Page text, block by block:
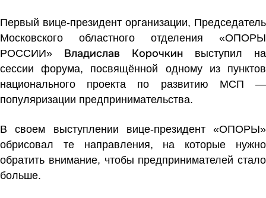
Первый вице-президент организации, Председатель
Московского областного отделения «ОПОРЫ
РОССИИ» Владислав Корочкин выступил на
сессии форума, посвящённой одному из пунктов
национального проекта по развитию МСП —
популяризации предпринимательства.
В своем выступлении вице-президент «ОПОРЫ»
обрисовал те направления, на которые нужно
обратить внимание, чтобы предпринимателей стало
больше.